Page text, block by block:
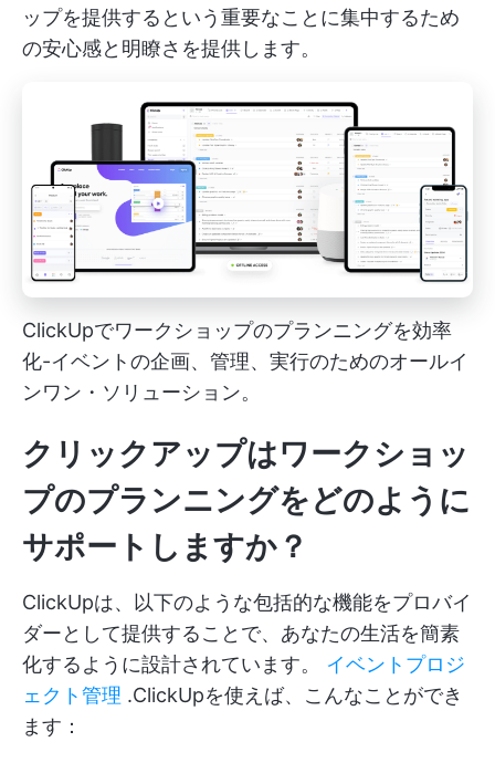
ップを提供するという重要なことに集中するため
の安心感と明瞭さを提供します。
ClickUpでワークショップのプランニングを効率
化-イベントの企画、管理、実行のためのオールイ
ンワン・ソリューション。
クリックアップはワークショッ
プのプランニングをどのように
サポートしますか？
ClickUpは、以下のような包括的な機能をプロバイ
ダーとして提供することで、あなたの生活を簡素
化するように設計されています。 イベントプロジ
ェクト管理 .ClickUpを使えば、こんなことができ
ます：